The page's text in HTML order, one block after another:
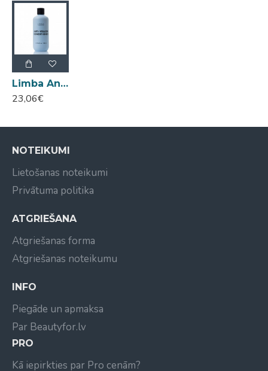
saglabāt balināto matu krāsu.
Avokado eļļa baro, nogludina un izlīdzina matus,
novēršot pūkošanos.
Violetais pigments sastāvā neitralizē
dzeltenumu, ļaujot ilgāk uzturēt vēso blondo
toni.
Ph: 3,5-5,0
Limba Anti-Yellow Conditioner kondicionieris blondiem matiem 300ml
23,06€
NOTEIKUMI
Lietošanas noteikumi
Privātuma politika
ATGRIEŠANA
Atgriešanas forma
Atgriešanas noteikumu
INFO
Piegāde un apmaksa
Par Beautyfor.lv
PRO
Kā iepirkties par Pro cenām?